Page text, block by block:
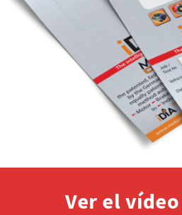
Ver el